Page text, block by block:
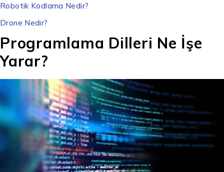
Robotik Kodlama Nedir?
Drone Nedir?
Programlama Dilleri Ne İşe
Yarar?